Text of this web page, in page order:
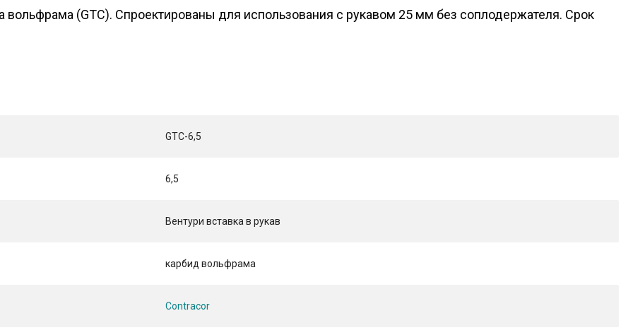
вольфрама (GТС). Спроектированы для использования с рукавом 25 мм без соплодержателя. Срок
GTC-6,5
6,5
Вентури вставка в рукав
карбид вольфрама
Contracor